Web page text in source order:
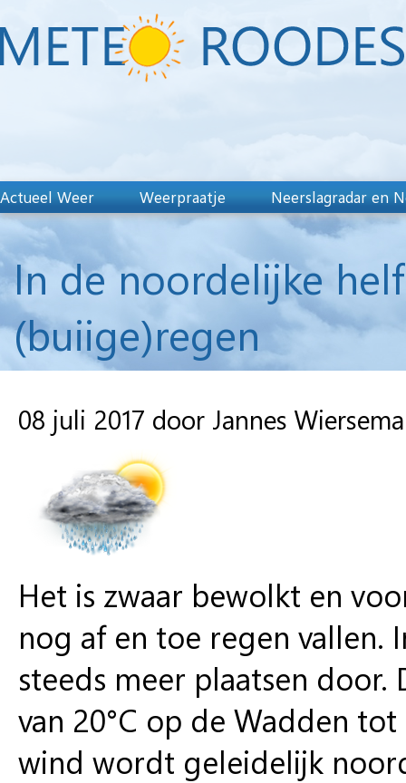
Actueel Weer Weerpraatje Neerslagradar en
In de noordelijke
(buiige)regen
08 juli 2017 door Jannes Wiersema
Het is zwaar bewolkt en
nog af en toe regen vallen.
steeds meer plaatsen
van 20°C op de Wadden
wind wordt geleidelijk